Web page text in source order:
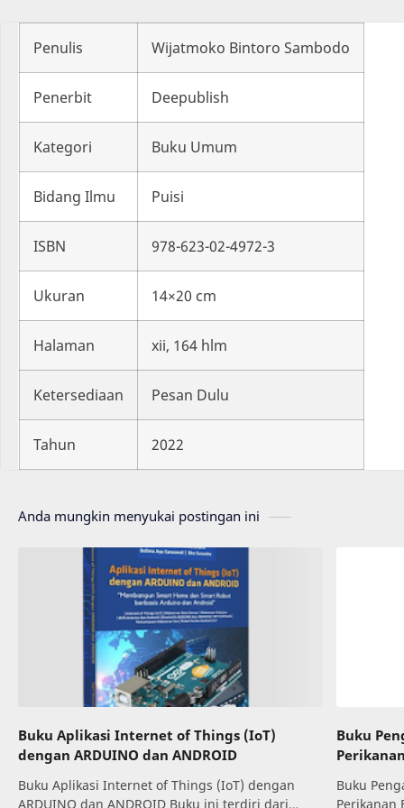
Penulis Wijatmoko Bintoro Sambodo
Penerbit Deepublish
Kategori Buku Umum
Bidang Ilmu Puisi
ISBN 978-623-02-4972-3
Ukuran 14×20 cm
Halaman xii, 164 hlm
Ketersediaan Pesan Dulu
Tahun 2022
Anda mungkin menyukai postingan ini
Buku Aplikasi Internet of Things (IoT)
dengan ARDUINO dan ANDROID
Buku Aplikasi Internet of Things (IoT) dengan
ARDUINO dan ANDROID Buku ini terdiri dari
Buku
Buku